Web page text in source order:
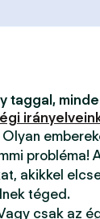
taggal,
probléma!
akikkel
téged.
csak az